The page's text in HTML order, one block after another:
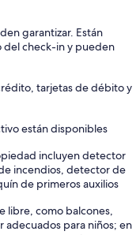
garantizar. Están
del check-in y pueden
tarjetas de débito y
están disponibles
incluyen detector
incendios, detector de
de primeros auxilios
libre, como balcones,
adecuados para niños; en